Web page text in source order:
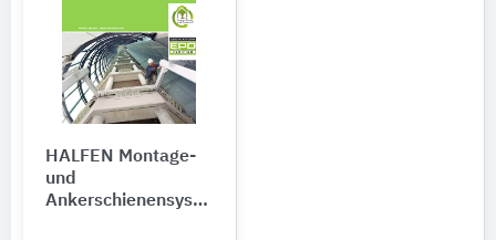
HALFEN Montage-
und
Ankerschienensysteme